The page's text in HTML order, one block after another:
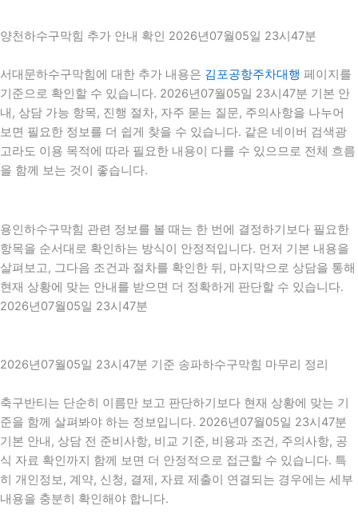
양천하수구막힘 추가 안내 확인 2026년07월05일 23시47분
서대문하수구막힘에 대한 추가 내용은 김포공항주차대행 페이지를
기준으로 확인할 수 있습니다. 2026년07월05일 23시47분 기본 안
내, 상담 가능 항목, 진행 절차, 자주 묻는 질문, 주의사항을 나누어
보면 필요한 정보를 더 쉽게 찾을 수 있습니다. 같은 네이버 검색광
고라도 이용 목적에 따라 필요한 내용이 다를 수 있으므로 전체 흐름
을 함께 보는 것이 좋습니다.
용인하수구막힘 관련 정보를 볼 때는 한 번에 결정하기보다 필요한
항목을 순서대로 확인하는 방식이 안정적입니다. 먼저 기본 내용을
살펴보고, 그다음 조건과 절차를 확인한 뒤, 마지막으로 상담을 통해
현재 상황에 맞는 안내를 받으면 더 정확하게 판단할 수 있습니다.
2026년07월05일 23시47분
2026년07월05일 23시47분 기준 송파하수구막힘 마무리 정리
축구반티는 단순히 이름만 보고 판단하기보다 현재 상황에 맞는 기
준을 함께 살펴봐야 하는 정보입니다. 2026년07월05일 23시47분
기본 안내, 상담 전 준비사항, 비교 기준, 비용과 조건, 주의사항, 공
식 자료 확인까지 함께 보면 더 안정적으로 접근할 수 있습니다. 특
히 개인정보, 계약, 신청, 결제, 자료 제출이 연결되는 경우에는 세부
내용을 충분히 확인해야 합니다.